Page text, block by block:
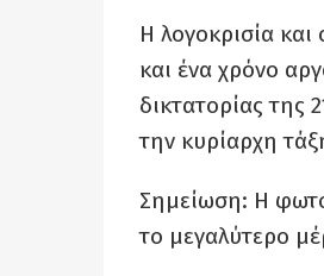
Η λογοκρισία και
και ένα χρόνο
δικτατορίας της
την κυρίαρχη
Σημείωση: Η
το μεγαλύτερο